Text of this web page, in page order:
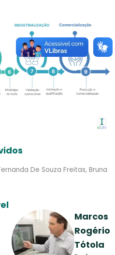
De Souza Freitas, Bruna
Marcos
Rogério
Tótola